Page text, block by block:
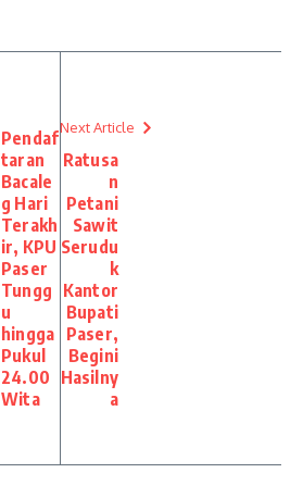
Pendaf
taran
Bacale
g Hari
Terakh
ir, KPU
Paser
Tungg
u
hingga
Pukul
24.00
Wita
Next Article
Ratusa
n
Petani
Sawit
Serudu
k
Kantor
Bupati
Paser,
Begini
Hasilny
a